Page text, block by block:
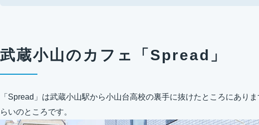
武蔵小山のカフェ「Spread」
「Spread」は武蔵小山駅から小山台高校の裏手に抜けたところにあり
らいのところです。